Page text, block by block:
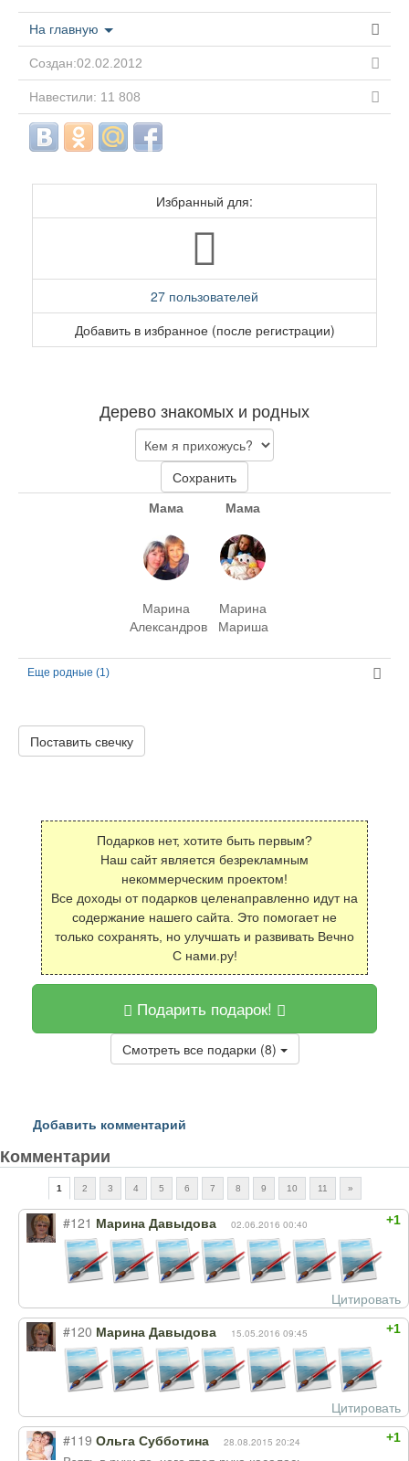
На главную
Создан:02.02.2012
Навестили: 11 808
Избранный для:
27 пользователей
Добавить в избранное (после регистрации)
Дерево знакомых и родных
Сохранить
Мама
Марина
Александров
Мама
Марина
Мариша
Еще родные (1)
Поставить свечку
Подарков нет, хотите быть первым?
Наш сайт является безрекламным
некоммерческим проектом!
Все доходы от подарков целенаправленно идут на
содержание нашего сайта. Это помогает не
только сохранять, но улучшать и развивать Вечно
С нами.ру!
Подарить подарок!
Смотреть все подарки (8)
Добавить комментарий
Комментарии
1 2 3 4 5 6 7 8 9 10 11 »
+1
#121 Марина Давыдова 02.06.2016 00:40
Цитировать
+1
#120 Марина Давыдова 15.05.2016 09:45
Цитировать
+1
#119 Ольга Субботина 28.08.2015 20:24